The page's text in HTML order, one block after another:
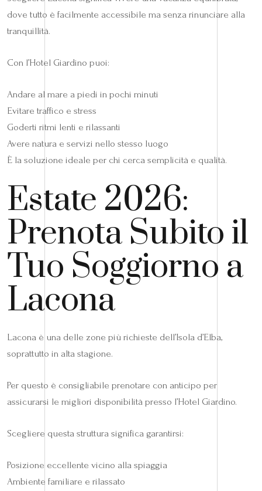
dove tutto è facilmente accessibile ma senza rinunciare alla
tranquillità.
Con l’Hotel Giardino puoi:
Andare al mare a piedi in pochi minuti
Evitare traffico e stress
Goderti ritmi lenti e rilassanti
Avere natura e servizi nello stesso luogo
È la soluzione ideale per chi cerca semplicità e qualità.
Estate 2026:
Prenota Subito il
Tuo Soggiorno a
Lacona
Lacona è una delle zone più richieste dell’Isola d’Elba,
soprattutto in alta stagione.
Per questo è consigliabile prenotare con anticipo per
assicurarsi le migliori disponibilità presso l’Hotel Giardino.
Scegliere questa struttura significa garantirsi:
Posizione eccellente vicino alla spiaggia
Ambiente familiare e rilassato